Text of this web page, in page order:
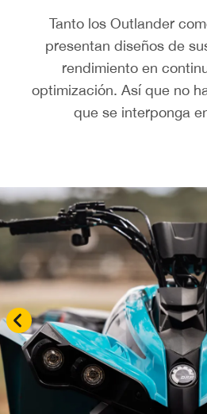
Tanto los Outlander
presentan diseños de
rendimiento en
optimización. Así que no
que se interponga